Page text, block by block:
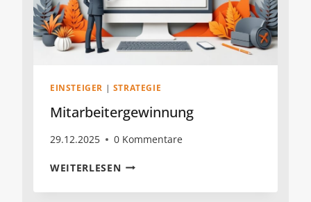
EINSTEIGER | STRATEGIE
Mitarbeitergewinnung
29.12.2025 0 Kommentare
WEITERLESENMITARBEITERGEWINNUNG